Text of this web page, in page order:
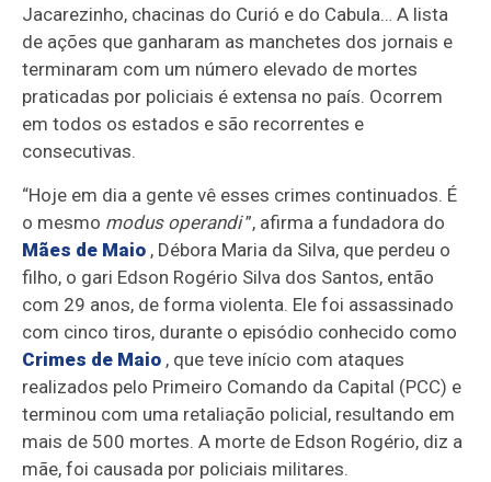
Jacarezinho, chacinas do Curió e do Cabula… A lista
de ações que ganharam as manchetes dos jornais e
terminaram com um número elevado de mortes
praticadas por policiais é extensa no país. Ocorrem
em todos os estados e são recorrentes e
consecutivas.
“Hoje em dia a gente vê esses crimes continuados. É
o mesmo modus operandi”, afirma a fundadora do
Mães de Maio , Débora Maria da Silva, que perdeu o
filho, o gari Edson Rogério Silva dos Santos, então
com 29 anos, de forma violenta. Ele foi assassinado
com cinco tiros, durante o episódio conhecido como
Crimes de Maio , que teve início com ataques
realizados pelo Primeiro Comando da Capital (PCC) e
terminou com uma retaliação policial, resultando em
mais de 500 mortes. A morte de Edson Rogério, diz a
mãe, foi causada por policiais militares.